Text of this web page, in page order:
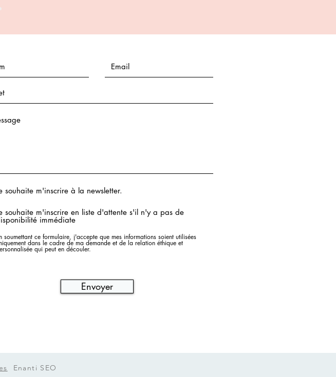
souhaite m'inscrire à la newsletter.
souhaite m'inscrire en liste d'attente s'il n'y a pas de
immédiate
soumettant ce formulaire, j'accepte que mes informations soient utilisées
dans le cadre de ma demande et de la relation éthique et
qui peut en découler.
Envoyer
Enanti SEO